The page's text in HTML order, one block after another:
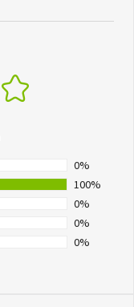
0%
100%
0%
0%
0%